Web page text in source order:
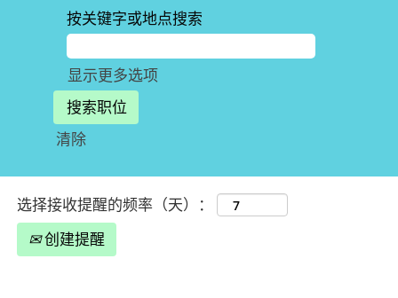
按关键字或地点搜索
显示更多选项
清除
选择接收提醒的频率（天）：
创建提醒